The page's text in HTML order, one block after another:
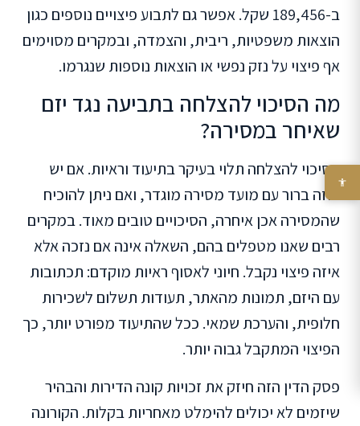
ב-189,456 שקל. אפשר גם לתבוע פיצויים נוספים כגון
הוצאות משפטיות, ריבית, והצמדה, ובמקרים מסוימים
אף פיצוי על נזק נפשי או הוצאות נוספות שנגרמו.
מה הסיכוי להצלחה בתביעה נגד יזם
שאיחר במסירה?
הסיכוי להצלחה תלוי בעיקר בתיעוד וראיות. אם יש
חוזה ברור עם מועד מסירה מוגדר, ואם ניתן להוכיח
שהמסירה אכן איחרה, הסיכויים טובים מאוד. במקרים
רבים שאנו מטפלים בהם, השאלה אינה אם נזכה אלא
איזה פיצוי נקבל. חיוני לאסוף ראיות מוקדם: תכתובות
עם היזם, תמונות מהאתר, תעודות תשלום לשכירות
חלופית, והערכת שמאי. ככל שהתיעוד מפורט יותר, כך
הפיצוי המתקבל גבוה יותר.
פסק הדין הזה חיזק את זכויות קונה הדירות והבהיר
שיזמים לא יכולים להימלט מאחריות בקלות. הקורונה